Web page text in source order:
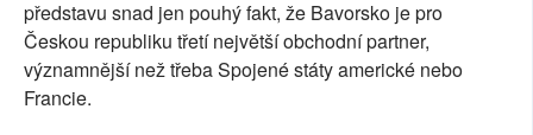
představu snad jen pouhý fakt, že Bavorsko je pro
Českou republiku třetí největší obchodní partner,
významnější než třeba Spojené státy americké nebo
Francie.